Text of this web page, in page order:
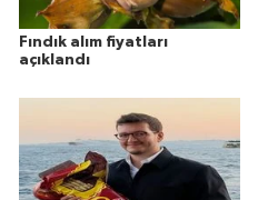
Fındık alım fiyatları
açıklandı